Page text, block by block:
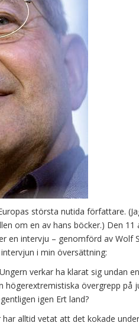
största nutida författare.
om en av hans böcker.) Den 11
en intervju – genomförd av Wolf
i min översättning:
verkar ha klarat sig undan
högerextremistiska övergrepp på
igen Ert land?
har alltid vetat att det kokade